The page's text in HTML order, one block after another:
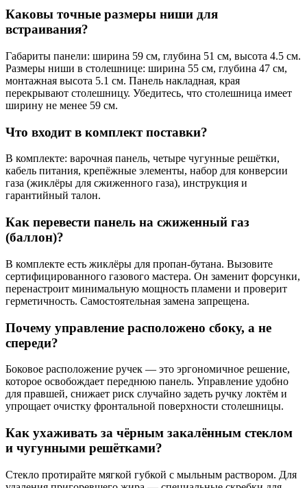
Каковы точные размеры ниши для
встраивания?
Габариты панели: ширина 59 см, глубина 51 см, высота 4.5 см.
Размеры ниши в столешнице: ширина 55 см, глубина 47 см,
монтажная высота 5.1 см. Панель накладная, края
перекрывают столешницу. Убедитесь, что столешница имеет
ширину не менее 59 см.
Что входит в комплект поставки?
В комплекте: варочная панель, четыре чугунные решётки,
кабель питания, крепёжные элементы, набор для конверсии
газа (жиклёры для сжиженного газа), инструкция и
гарантийный талон.
Как перевести панель на сжиженный газ
(баллон)?
В комплекте есть жиклёры для пропан-бутана. Вызовите
сертифицированного газового мастера. Он заменит форсунки,
перенастроит минимальную мощность пламени и проверит
герметичность. Самостоятельная замена запрещена.
Почему управление расположено сбоку, а не
спереди?
Боковое расположение ручек — это эргономичное решение,
которое освобождает переднюю панель. Управление удобно
для правшей, снижает риск случайно задеть ручку локтём и
упрощает очистку фронтальной поверхности столешницы.
Как ухаживать за чёрным закалённым стеклом
и чугунными решётками?
Стекло протирайте мягкой губкой с мыльным раствором. Для